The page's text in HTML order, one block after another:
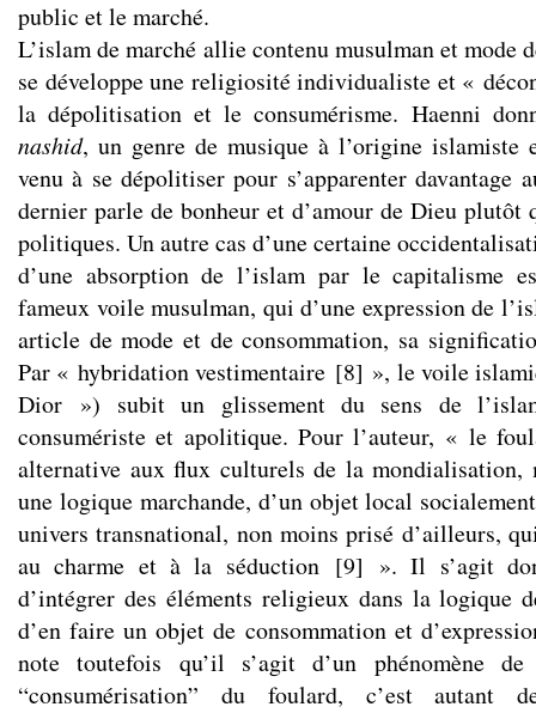
public et le marché.
L’islam de marché allie contenu musulman et mode
se développe une religiosité individualiste et «
la dépolitisation et le consumérisme. Haenni
nashid, un genre de musique à l’origine
venu à se dépolitiser pour s’apparenter davantage
dernier parle de bonheur et d’amour de Dieu plutôt
politiques. Un autre cas d’une certaine
d’une absorption de l’islam par le capitalisme
fameux voile musulman, qui d’une expression de
article de mode et de consommation, sa
Par « hybridation vestimentaire [8] », le voile
Dior ») subit un glissement du sens de
consumériste et apolitique. Pour l’auteur, « le
alternative aux flux culturels de la mondialisation,
une logique marchande, d’un objet local
univers transnational, non moins prisé d’ailleurs,
au charme et à la séduction[9] ». Il s’agit
d’intégrer des éléments religieux dans la logique
d’en faire un objet de consommation et
note toutefois qu’il s’agit d’un phénomène
“consumérisation” du foulard, c’est autant